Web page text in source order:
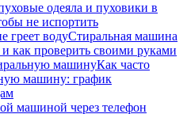
одеяла и пуховики в
не испортить
Стиральная машина
как проверить своими руками
Как часто
машину: график